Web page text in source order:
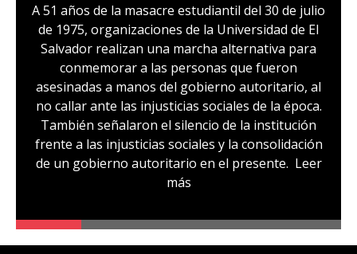
A 51 años de la masacre estudiantil del 30 de julio
de 1975, organizaciones de la Universidad de El
Salvador realizan una marcha alternativa para
conmemorar a las personas que fueron
asesinadas a manos del gobierno autoritario, al
no callar ante las injusticias sociales de la época.
También señalaron el silencio de la institución
frente a las injusticias sociales y la consolidación
de un gobierno autoritario en el presente. Leer
más